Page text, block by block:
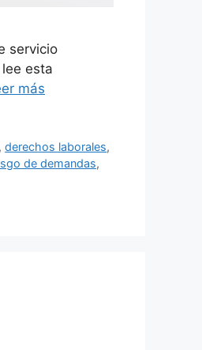
servicio
esta
más
,derechos laborales,
de demandas,